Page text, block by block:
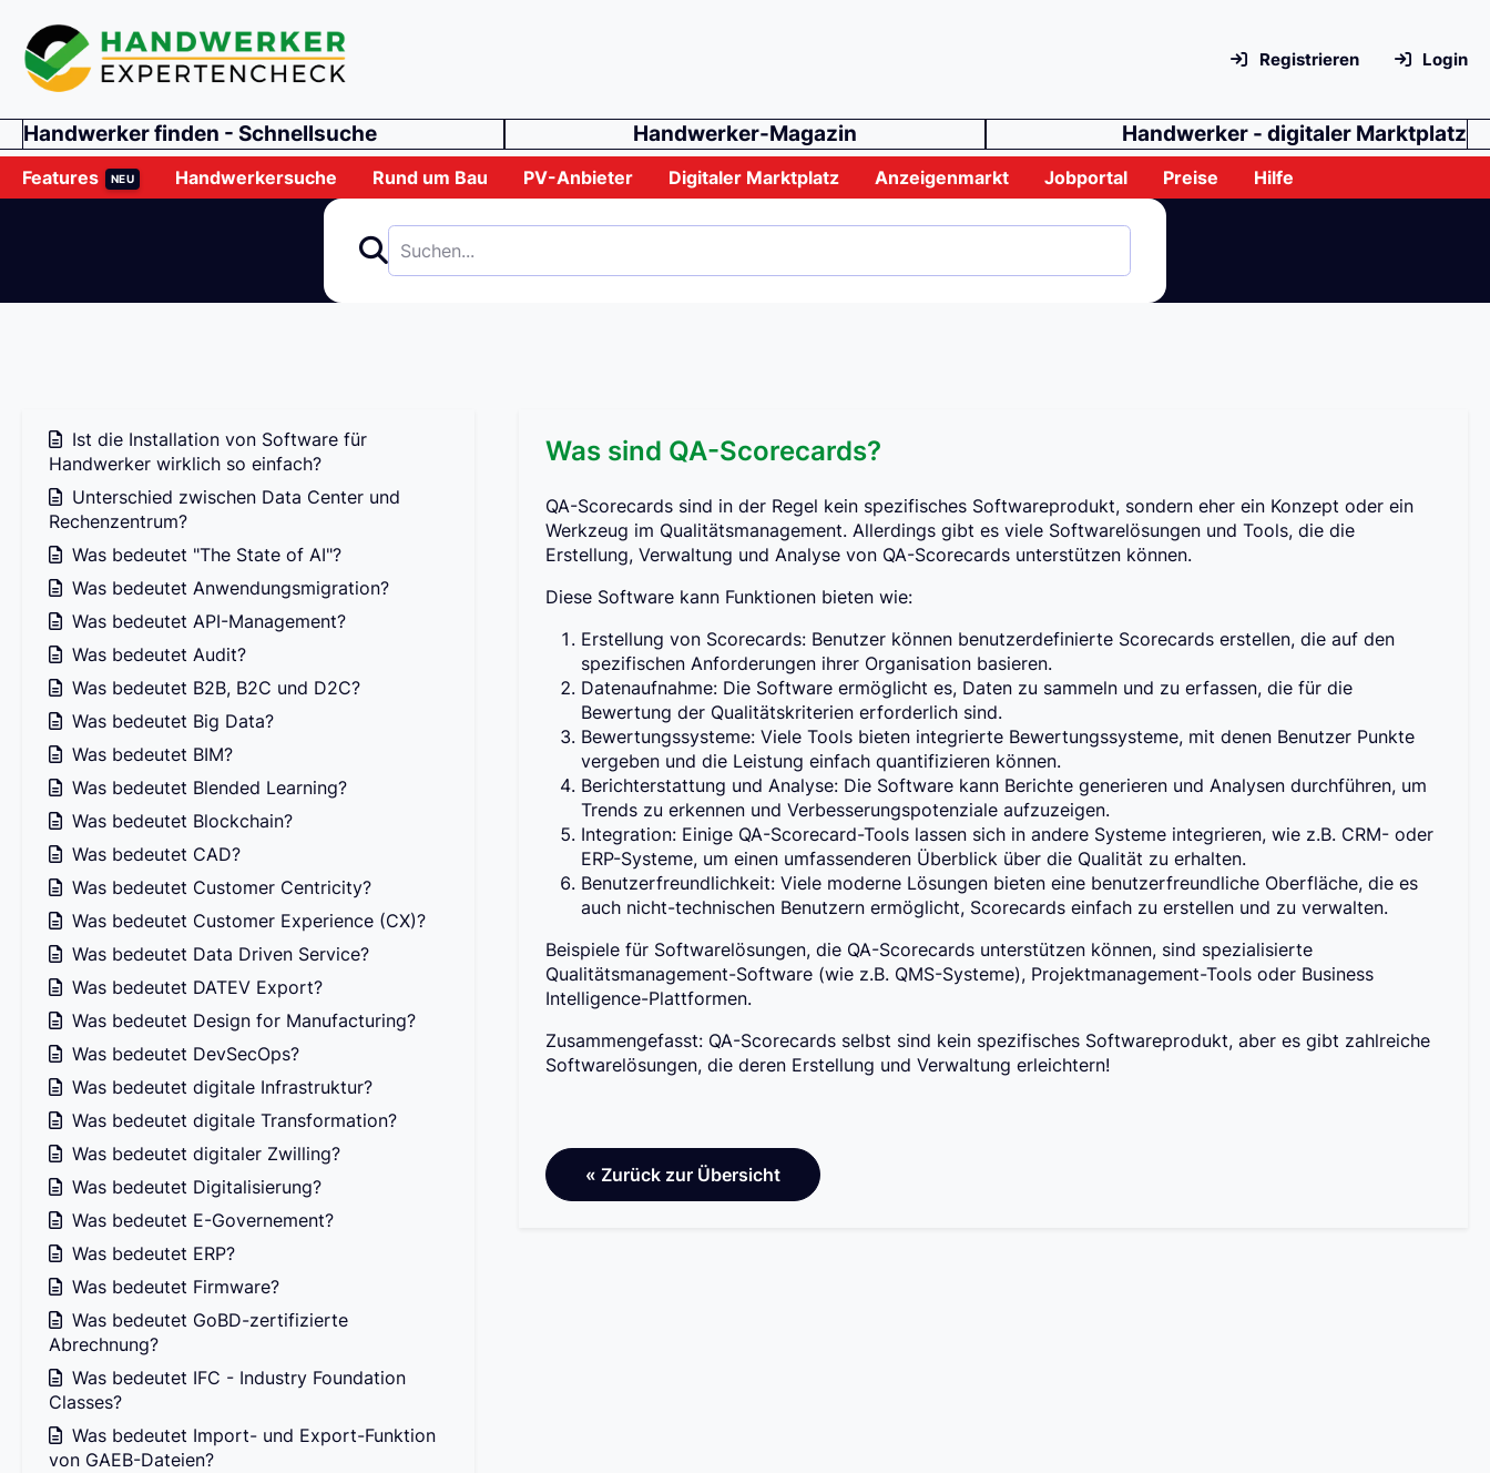
Registrieren Login
Handwerker finden - Schnellsuche Handwerker-Magazin Handwerker - digitaler Marktplatz
Features NEU Handwerkersuche Rund um Bau PV-Anbieter Digitaler Marktplatz Anzeigenmarkt Jobportal Preise Hilfe
Was sind QA-Scorecards?
QA-Scorecards sind in der Regel kein spezifisches Softwareprodukt, sondern eher ein Konzept oder ein
Werkzeug im Qualitätsmanagement. Allerdings gibt es viele Softwarelösungen und Tools, die die
Erstellung, Verwaltung und Analyse von QA-Scorecards unterstützen können.
Diese Software kann Funktionen bieten wie:
Erstellung von Scorecards: Benutzer können benutzerdefinierte Scorecards erstellen, die auf den
spezifischen Anforderungen ihrer Organisation basieren.
Datenaufnahme: Die Software ermöglicht es, Daten zu sammeln und zu erfassen, die für die
Bewertung der Qualitätskriterien erforderlich sind.
Bewertungssysteme: Viele Tools bieten integrierte Bewertungssysteme, mit denen Benutzer Punkte
vergeben und die Leistung einfach quantifizieren können.
Berichterstattung und Analyse: Die Software kann Berichte generieren und Analysen durchführen, um
Trends zu erkennen und Verbesserungspotenziale aufzuzeigen.
Integration: Einige QA-Scorecard-Tools lassen sich in andere Systeme integrieren, wie z.B. CRM- oder
ERP-Systeme, um einen umfassenderen Überblick über die Qualität zu erhalten.
Benutzerfreundlichkeit: Viele moderne Lösungen bieten eine benutzerfreundliche Oberfläche, die es
auch nicht-technischen Benutzern ermöglicht, Scorecards einfach zu erstellen und zu verwalten.
Beispiele für Softwarelösungen, die QA-Scorecards unterstützen können, sind spezialisierte
Qualitätsmanagement-Software (wie z.B. QMS-Systeme), Projektmanagement-Tools oder Business
Intelligence-Plattformen.
Zusammengefasst: QA-Scorecards selbst sind kein spezifisches Softwareprodukt, aber es gibt zahlreiche
Softwarelösungen, die deren Erstellung und Verwaltung erleichtern!
« Zurück zur Übersicht
Ist die Installation von Software für
Handwerker wirklich so einfach?
Unterschied zwischen Data Center und
Rechenzentrum?
Was bedeutet "The State of AI"?
Was bedeutet Anwendungsmigration?
Was bedeutet API-Management?
Was bedeutet Audit?
Was bedeutet B2B, B2C und D2C?
Was bedeutet Big Data?
Was bedeutet BIM?
Was bedeutet Blended Learning?
Was bedeutet Blockchain?
Was bedeutet CAD?
Was bedeutet Customer Centricity?
Was bedeutet Customer Experience (CX)?
Was bedeutet Data Driven Service?
Was bedeutet DATEV Export?
Was bedeutet Design for Manufacturing?
Was bedeutet DevSecOps?
Was bedeutet digitale Infrastruktur?
Was bedeutet digitale Transformation?
Was bedeutet digitaler Zwilling?
Was bedeutet Digitalisierung?
Was bedeutet E-Governement?
Was bedeutet ERP?
Was bedeutet Firmware?
Was bedeutet GoBD-zertifizierte
Abrechnung?
Was bedeutet IFC - Industry Foundation
Classes?
Was bedeutet Import- und Export-Funktion
von GAEB-Dateien?